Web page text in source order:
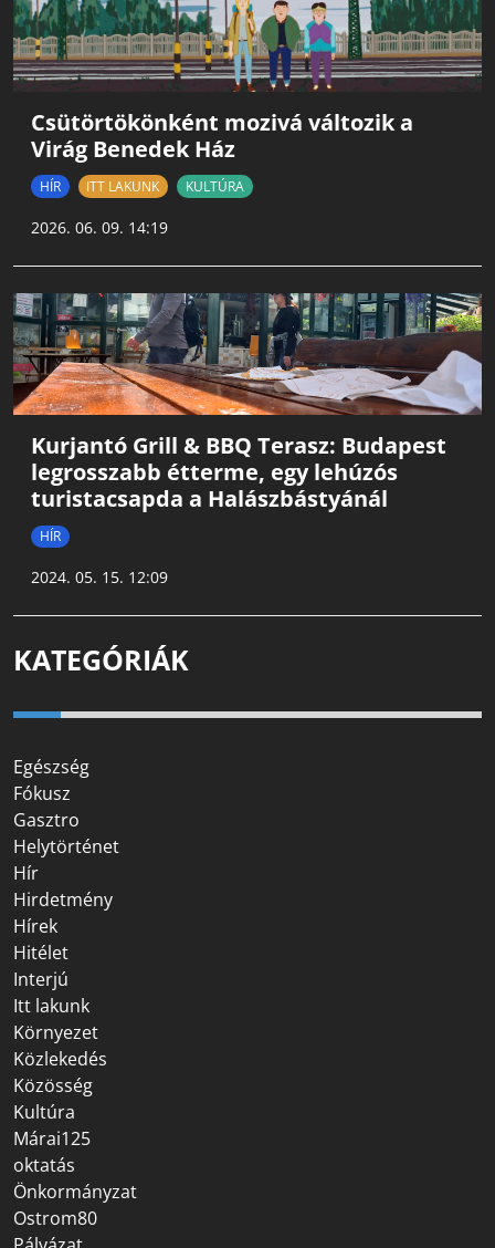
Csütörtökönként mozivá változik a
Virág Benedek Ház
HÍR ITT LAKUNK KULTÚRA
2026. 06. 09. 14:19
Kurjantó Grill & BBQ Terasz: Budapest
legrosszabb étterme, egy lehúzós
turistacsapda a Halászbástyánál
HÍR
2024. 05. 15. 12:09
KATEGÓRIÁK
Egészség
Fókusz
Gasztro
Helytörténet
Hír
Hirdetmény
Hírek
Hitélet
Interjú
Itt lakunk
Környezet
Közlekedés
Közösség
Kultúra
Márai125
oktatás
Önkormányzat
Ostrom80